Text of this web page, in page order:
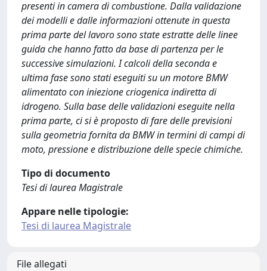
presenti in camera di combustione. Dalla validazione
dei modelli e dalle informazioni ottenute in questa
prima parte del lavoro sono state estratte delle linee
guida che hanno fatto da base di partenza per le
successive simulazioni. I calcoli della seconda e
ultima fase sono stati eseguiti su un motore BMW
alimentato con iniezione criogenica indiretta di
idrogeno. Sulla base delle validazioni eseguite nella
prima parte, ci si è proposto di fare delle previsioni
sulla geometria fornita da BMW in termini di campi di
moto, pressione e distribuzione delle specie chimiche.
Tipo di documento
Tesi di laurea Magistrale
Appare nelle tipologie:
Tesi di laurea Magistrale
File allegati